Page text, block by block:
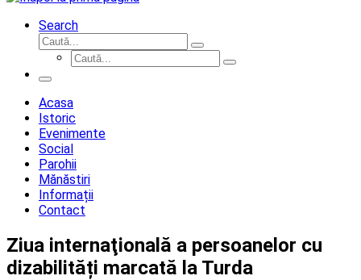
Search
Căutare
Caută...
Căutare
Caută...
Meniu
Acasa
Istoric
Evenimente
Social
Parohii
Mănăstiri
Informații
Contact
Ziua internaţională a persoanelor cu
dizabilități marcată la Turda